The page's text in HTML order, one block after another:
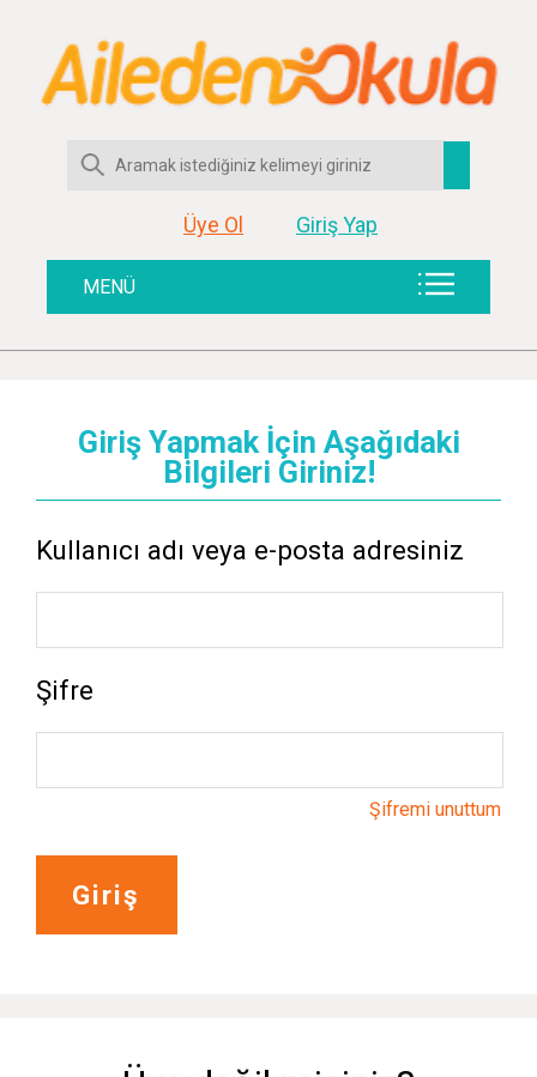
Üye Ol Giriş Yap
MENÜ
Giriş Yapmak İçin Aşağıdaki
Bilgileri Giriniz!
Kullanıcı adı veya e-posta adresiniz
Şifre
Şifremi unuttum
Giriş